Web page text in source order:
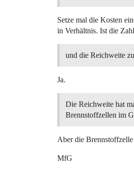
Setze mal die Kosten
in Verhältnis. Ist die
und die Reichweite
Ja.
Die Reichweite hat
Brennstoffzellen im
Aber die
MfG